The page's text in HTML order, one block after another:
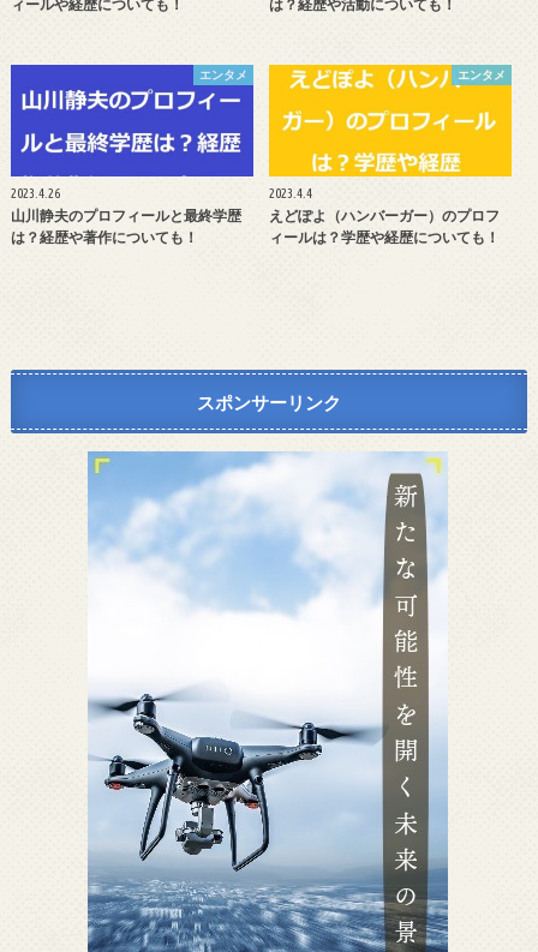
ィールや経歴についても！ は？経歴や活動についても！
エンタメ
2023.4.26
山川静夫のプロフィールと最終学歴
は？経歴や著作についても！
エンタメ
2023.4.4
えどぽよ（ハンバーガー）のプロフ
ィールは？学歴や経歴についても！
スポンサーリンク